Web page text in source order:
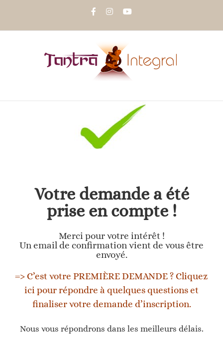
contenu
FacebookInstagram
Votre demande a été
prise en compte !
Merci pour votre intérêt !
Un email de confirmation vient de vous être
envoyé.
=> C’est votre PREMIÈRE DEMANDE ? Cliquez
ici pour répondre à quelques questions et
finaliser votre demande d’inscription.
Nous vous répondrons dans les meilleurs délais.